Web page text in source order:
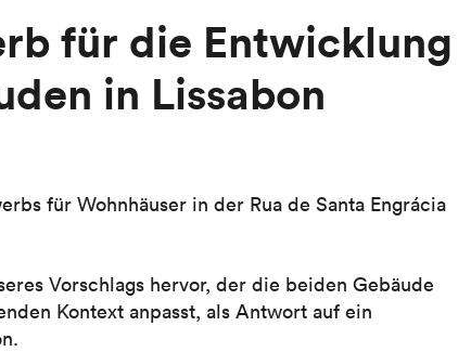
für die Entwicklung
in Lissabon
für Wohnhäuser in der Rua de Santa Engrácia
Vorschlags hervor, der die beiden Gebäude
Kontext anpasst, als Antwort auf ein